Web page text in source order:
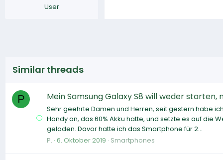
User
Similar threads
P Mein Samsung Galaxy S8 will weder starten,
Sehr geehrte Damen und Herren, seit gestern habe
Handy an, das 60% Akku hatte, und setzte es auf die
geladen. Davor hatte ich das Smartphone für 2...
P. 6. Oktober 2019 Smartphones